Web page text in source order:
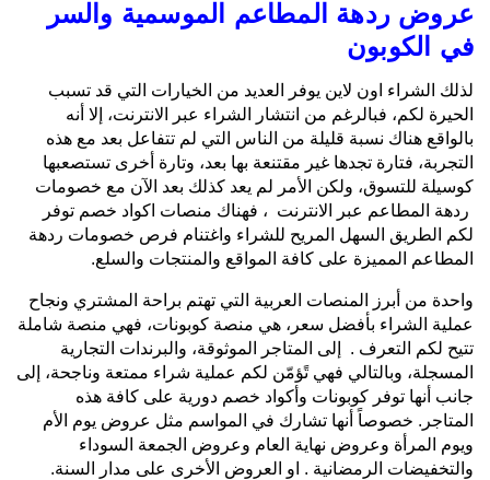
عروض ردهة المطاعم الموسمية والسر
في الكوبون
لذلك الشراء اون لاين يوفر العديد من الخيارات التي قد تسبب
الحيرة لكم، فبالرغم من انتشار الشراء عبر الانترنت، إلا أنه
بالواقع هناك نسبة قليلة من الناس التي لم تتفاعل بعد مع هذه
التجربة، فتارة تجدها غير مقتنعة بها بعد، وتارة أخرى تستصعبها
كوسيلة للتسوق، ولكن الأمر لم يعد كذلك بعد الآن مع خصومات
ردهة المطاعم عبر الانترنت ، فهناك منصات اكواد خصم توفر
لكم الطريق السهل المريح للشراء واغتنام فرص خصومات ردهة
المطاعم المميزة على كافة المواقع والمنتجات والسلع.
واحدة من أبرز المنصات العربية التي تهتم براحة المشتري ونجاح
عملية الشراء بأفضل سعر، هي منصة كوبونات، فهي منصة شاملة
تتيح لكم التعرف . إلى المتاجر الموثوقة، والبرندات التجارية
المسجلة، وبالتالي فهي تًؤمّن لكم عملية شراء ممتعة وناجحة، إلى
جانب أنها توفر كوبونات وأكواد خصم دورية على كافة هذه
المتاجر. خصوصاً أنها تشارك في المواسم مثل عروض يوم الأم
ويوم المرأة وعروض نهاية العام وعروض الجمعة السوداء
والتخفيضات الرمضانية . او العروض الأخرى على مدار السنة.